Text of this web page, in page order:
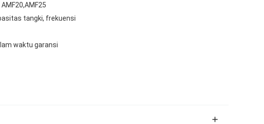
tangki, frekuensi
waktu garansi